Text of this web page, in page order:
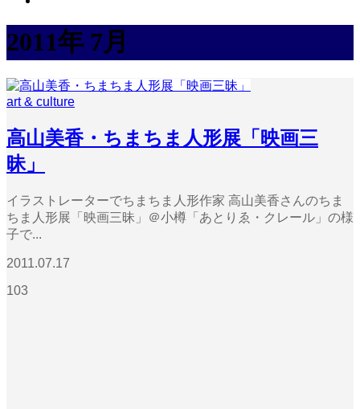
2011年 7月
art & culture
高山美香・ちまちま人形展「映画三
昧」
イラストレーターでちまちま人形作家 高山美香さんのちま
ちま人形展「映画三昧」＠小樽「あとりゑ・クレール」の様
子で...
2011.07.17
103